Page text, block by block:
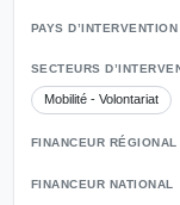
PAYS D’INTERVENTION
SECTEURS
Mobilité - Volontariat
FINANCEUR RÉGIONAL
FINANCEUR NATIONAL